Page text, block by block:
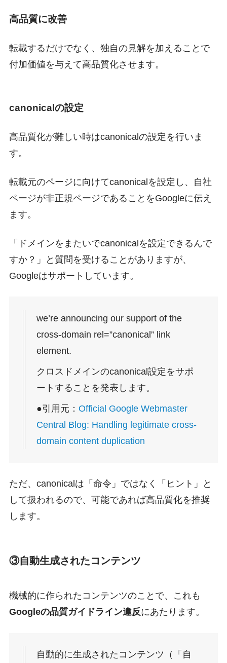
高品質に改善
転載するだけでなく、独自の見解を加えることで
付加価値を与えて高品質化させます。
canonicalの設定
高品質化が難しい時はcanonicalの設定を行いま
す。
転載元のページに向けてcanonicalを設定し、自社
ページが非正規ページであることをGoogleに伝え
ます。
「ドメインをまたいでcanonicalを設定できるんで
すか？」と質問を受けることがありますが、
Googleはサポートしています。
we’re announcing our support of the
cross-domain rel=”canonical” link
element.
クロスドメインのcanonical設定をサポ
ートすることを発表します。
●引用元： Official Google Webmaster
Central Blog: Handling legitimate cross-
domain content duplication
ただ、canonicalは「命令」ではなく「ヒント」と
して扱われるので、可能であれば高品質化を推奨
します。
③自動生成されたコンテンツ
機械的に作られたコンテンツのことで、これも
Googleの品質ガイドライン違反にあたります。
自動的に生成されたコンテンツ（「自